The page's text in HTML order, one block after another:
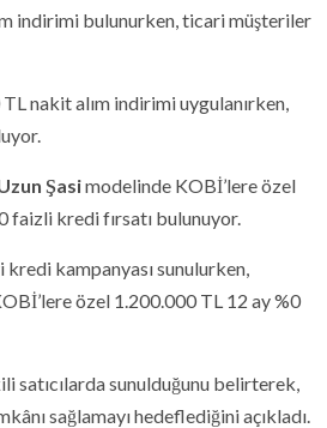
indirimi bulunurken, ticari müşteriler
nakit alım indirimi uygulanırken,
Şasimodelinde KOBİ’lere özel
faizli kredi fırsatı bulunuyor.
kampanyası sunulurken,
özel 1.200.000 TL 12 ay %0
satıcılarda sunulduğunu belirterek,
sağlamayı hedeflediğini açıkladı.